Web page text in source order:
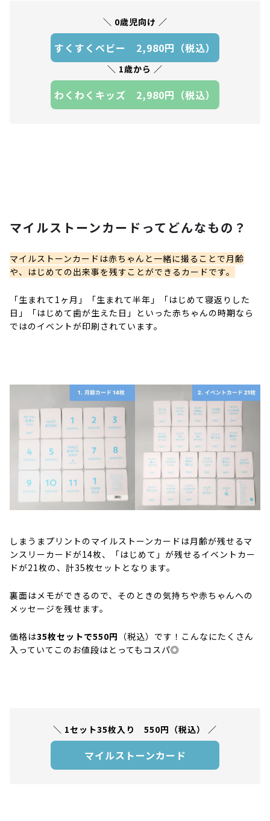
0歳児向け
すくすくベビー 2,980円（税込）
1歳から
わくわくキッズ 2,980円（税込）
マイルストーンカードってどんなもの？
マイルストーンカードは赤ちゃんと一緒に撮ることで月齢
や、はじめての出来事を残すことができるカードです。
「生まれて1ヶ月」「生まれて半年」「はじめて寝返りした
日」「はじめて歯が生えた日」といった赤ちゃんの時期なら
ではのイベントが印刷されています。
しまうまプリントのマイルストーンカードは月齢が残せるマ
ンスリーカードが14枚、「はじめて」が残せるイベントカー
ドが21枚の、計35枚セットとなります。
裏面はメモができるので、そのときの気持ちや赤ちゃんへの
メッセージを残せます。
価格は35枚セットで550円 （税込）です！こんなにたくさん
入っていてこのお値段はとってもコスパ◎
1セット35枚入り 550円（税込）
マイルストーンカード